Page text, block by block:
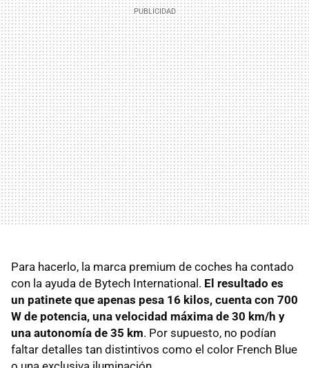
Para hacerlo, la marca premium de coches ha contado
con la ayuda de Bytech International. El resultado es
un patinete que apenas pesa 16 kilos, cuenta con 700
W de potencia, una velocidad máxima de 30 km/h y
una autonomía de 35 km. Por supuesto, no podían
faltar detalles tan distintivos como el color French Blue